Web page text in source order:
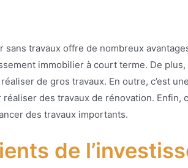
travaux offre de nombreux
immobilier à court terme. De
réaliser de gros travaux. En outre, c’est
des travaux de rénovation. Enfin,
des travaux importants.
de